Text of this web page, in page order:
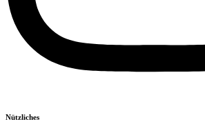
Nützliches